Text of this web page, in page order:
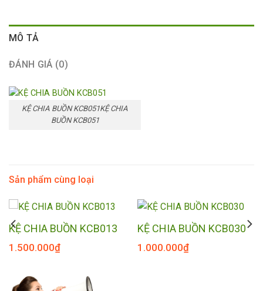
MÔ TẢ
ĐÁNH GIÁ (0)
KỆ CHIA BUỒN KCB051KỆ CHIA
BUỒN KCB051
Sản phẩm cùng loại
KỆ CHIA BUỒN KCB013
1.500.000₫
KỆ CHIA BUỒN KCB030
1.000.000₫